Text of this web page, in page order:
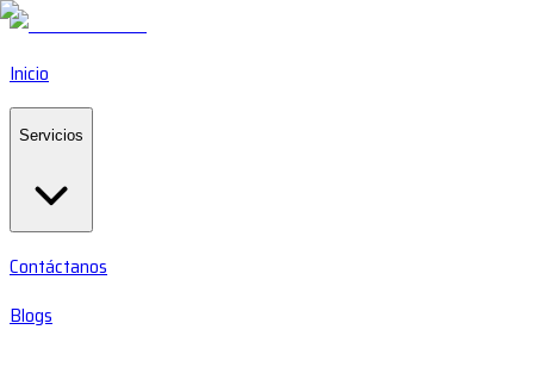
Inicio
Servicios
Contáctanos
Blogs